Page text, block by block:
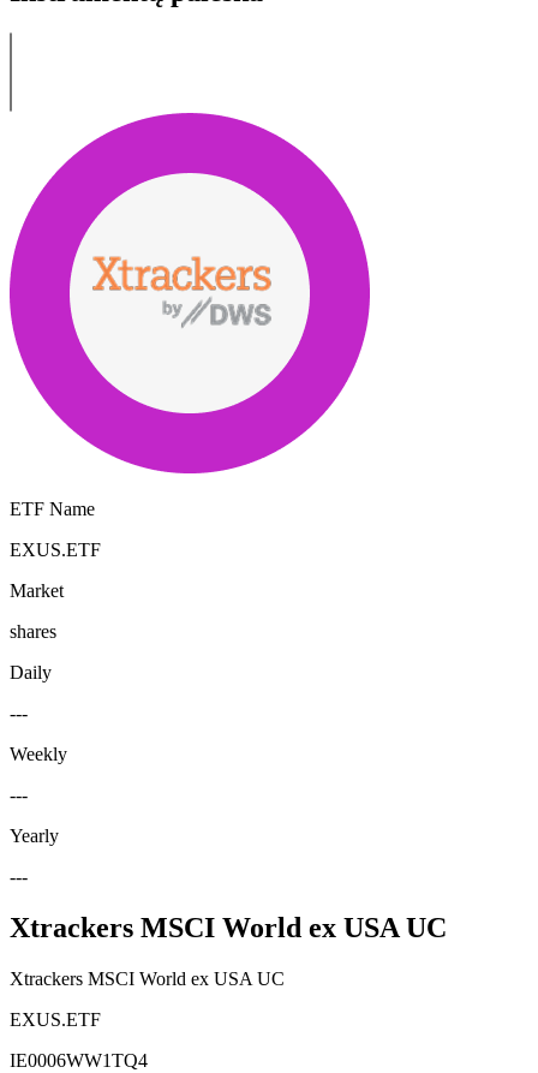
ETF Name
EXUS.ETF
Market
shares
Daily
---
Weekly
---
Yearly
---
Xtrackers MSCI World ex USA UC
Xtrackers MSCI World ex USA UC
EXUS.ETF
IE0006WW1TQ4